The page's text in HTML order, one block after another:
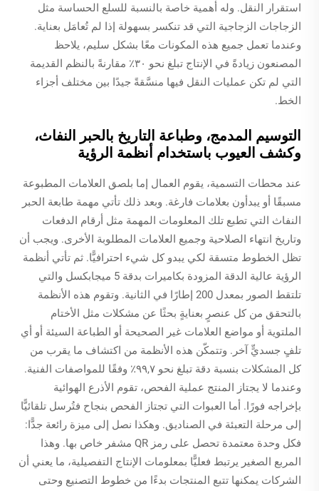
استقرار النقل. وله أهمية خاصة بالنسبة للسلع الحساسة مثل
الزجاجات الزجاجية التي قد تنكسر بسهولة إذا لم تُعامَل بعناية.
وعندما تعمل جميع هذه المكونات معًا بشكل سليم، يلاحظ
المصنعون زيادةً في الإنتاج تبلغ نحو ٣٠٪ مقارنةً بالنظم القديمة
التي لم تكن عمليات النقل فيها منسَّقةً جيدًا بين مختلف أجزاء
الخط.
التوسيم المدمج، وطباعة التاريخ بالحبر النفاث،
وكشف العيوب باستخدام أنظمة الرؤية
عند محطات التسمية، يقوم العمال إما بلصق العلامات المطبوعة
مسبقًا أو يبدأون بعلامات فارغة. وبعد ذلك تأتي مهمة طابعة الحبر
النفاث التي تطبع تلك المعلومات المهمة مثل أرقام الدفعات
وتاريخ انتهاء الصلاحية وجميع العلامات المطلوبة الأخرى. ويجب أن
تظل الخطوط متسقة لكي يبدو كل شيء احترافيًّا. ثم تأتي أنظمة
الرؤية عالية الدقة المزودة بكاميرات بدقة 5 ميجابكسل والتي
تلتقط الصور بمعدل 200 إطارًا في الثانية. وتقوم هذه الأنظمة
بالتحقق من كل عنصرٍ بعنايةٍ بحثًا عن مشكلات مثل الأختام
الملتوية أو مواضع العلامات غير الصحيحة أو الطباعة السيئة أو أي
تلفٍ جسديٍّ آخر. وتتمكّن هذه الأنظمة من اكتشاف ما يقرب من
كل المشكلات بنسبة دقة تبلغ نحو ٩٩,٧٪ وفقًا للمواصفات الفنية.
وعندما لا يجتاز المنتج عملية الفحص، تقوم الأذرع الهوائية
بإخراجه فورًا. أما العبوات التي تجتاز الفحص بنجاح فتُرسل تلقائيًّا
إلى مرحلة التعبئة في الصناديق. وهكذا نصل إلى ميزة رائعة جدًّا:
فكل وحدة معتمدة تحصل على رمز QR مشفر خاص بها. وهذا
المربع الصغير يرتبط فعليًّا بمعلومات الإنتاج التفصيلية، ما يعني أن
الشركات يمكنها تتبع المنتجات بدءًا من خطوط التصنيع وحتى